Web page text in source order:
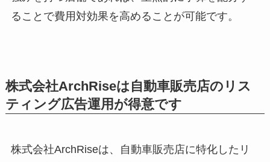
ることで費用対効果を高めることが可能です。
株式会社ArchRiseは自動車販売店のリス
ティング広告運用が得意です
株式会社ArchRiseは、自動車販売店に特化したリ